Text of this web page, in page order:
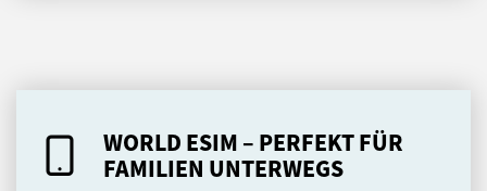
WORLD ESIM – PERFEKT FÜR
FAMILIEN UNTERWEGS